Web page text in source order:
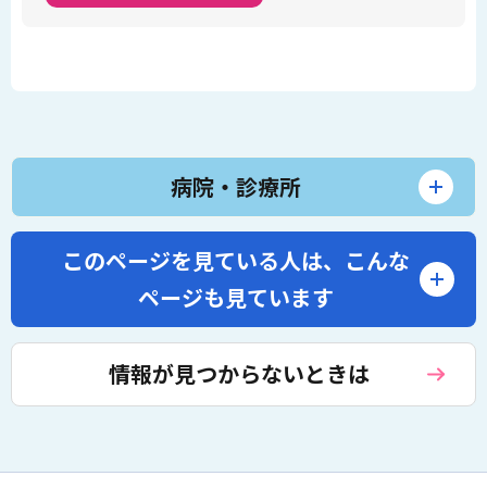
病院・診療所
このページを見ている人は、 こんな
ページも見ています
情報が見つからないときは